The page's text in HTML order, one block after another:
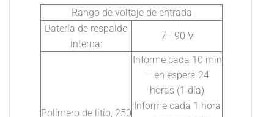
Rango de voltaje de entrada
Batería de respaldo
interna:
7 - 90 V
Polímero de litio, 250
Informe cada 10 min
– en espera 24
horas (1 día)
Informe cada 1 hora